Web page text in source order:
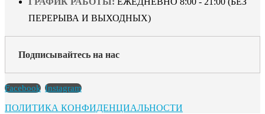
ПЕРЕРЫВА И ВЫХОДНЫХ)
Подписывайтесь на нас
Facebook Instagram
ПОЛИТИКА КОНФИДЕНЦИАЛЬНОСТИ